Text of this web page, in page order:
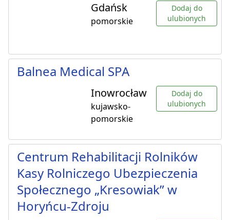
Gdańsk
pomorskie
Dodaj do
ulubionych
Balnea Medical SPA
Inowrocław
kujawsko-
pomorskie
Dodaj do
ulubionych
Centrum Rehabilitacji Rolników
Kasy Rolniczego Ubezpieczenia
Społecznego „Kresowiak” w
Horyńcu-Zdroju